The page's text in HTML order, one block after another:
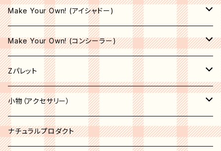
エリートブラシ
リップブラシ
収納空パレット
マット
シマー
サテン
Make Your Own! (アイシャドー)
サテン
オペーク
シア―
セミオペーク
シマー
シア―
オペーク
マット
シア―
収納空パレット
Make Your Own! (コンシーラー)
収納空パレット
Zパレット
パレット
アクセサリー
小物（アクセサリー）
コスメオーガナイザー
ナチュラルプロダクト